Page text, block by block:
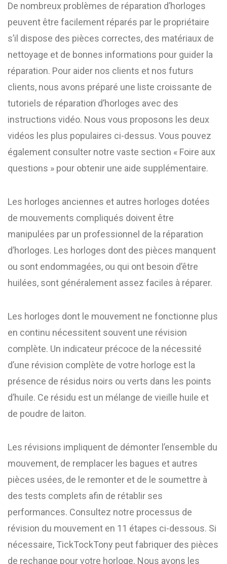
De nombreux problèmes de réparation d’horloges
peuvent être facilement réparés par le propriétaire
s’il dispose des pièces correctes, des matériaux de
nettoyage et de bonnes informations pour guider la
réparation. Pour aider nos clients et nos futurs
clients, nous avons préparé une liste croissante de
tutoriels de réparation d’horloges avec des
instructions vidéo. Nous vous proposons les deux
vidéos les plus populaires ci-dessus. Vous pouvez
également consulter notre vaste section « Foire aux
questions » pour obtenir une aide supplémentaire.
Les horloges anciennes et autres horloges dotées
de mouvements compliqués doivent être
manipulées par un professionnel de la réparation
d’horloges. Les horloges dont des pièces manquent
ou sont endommagées, ou qui ont besoin d’être
huilées, sont généralement assez faciles à réparer.
Les horloges dont le mouvement ne fonctionne plus
en continu nécessitent souvent une révision
complète. Un indicateur précoce de la nécessité
d’une révision complète de votre horloge est la
présence de résidus noirs ou verts dans les points
d’huile. Ce résidu est un mélange de vieille huile et
de poudre de laiton.
Les révisions impliquent de démonter l’ensemble du
mouvement, de remplacer les bagues et autres
pièces usées, de le remonter et de le soumettre à
des tests complets afin de rétablir ses
performances. Consultez notre processus de
révision du mouvement en 11 étapes ci-dessous. Si
nécessaire, TickTockTony peut fabriquer des pièces
de rechange pour votre horloge. Nous avons les